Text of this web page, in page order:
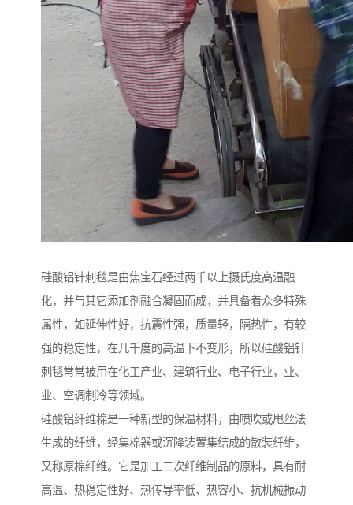
硅酸铝针刺毯是由焦宝石经过两千以上摄氏度高温融
化，并与其它添加剂融合凝固而成，并具备着众多特殊
属性，如延伸性好，抗震性强，质量轻，隔热性，有较
强的稳定性，在几千度的高温下不变形，所以硅酸铝针
刺毯常常被用在化工产业、建筑行业、电子行业，业、
业、空调制冷等领域。
硅酸铝纤维棉是一种新型的保温材料，由喷吹或甩丝法
生成的纤维，经集棉器或沉降装置集结成的散装纤维，
又称原棉纤维。它是加工二次纤维制品的原料，具有耐
高温、热稳定性好、热传导率低、热容小、抗机械振动